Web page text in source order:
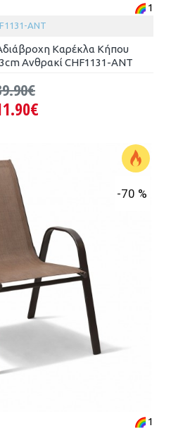
1
ANT
Καρέκλα Κήπου
Ανθρακί CHF1131-ANT
-70 %
1